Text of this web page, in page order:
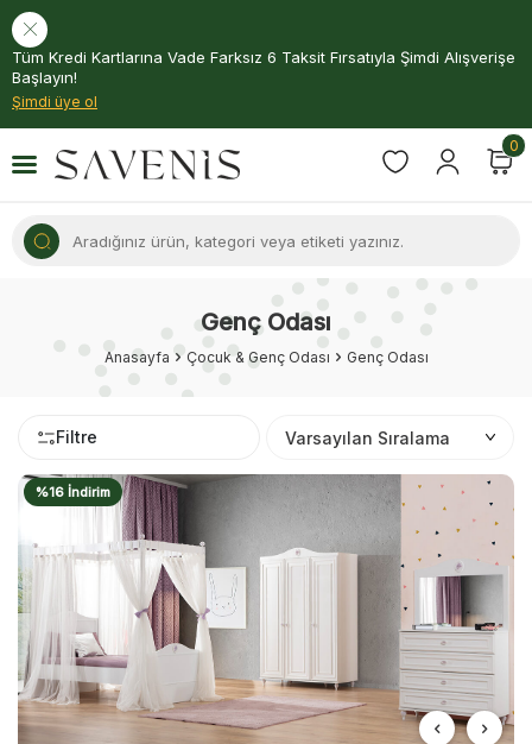
Tüm Kredi Kartlarına Vade Farksız 6 Taksit Fırsatıyla Şimdi Alışverişe
Başlayın!
Şimdi üye ol
0
Genç Odası
Anasayfa Çocuk & Genç Odası Genç Odası
Filtre
%16 İndirim